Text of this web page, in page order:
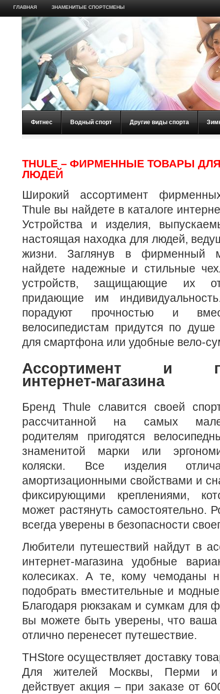
ГЛАВНАЯ ЗНАМЕНИТЫЕ СПОРТСМЕНЫ
Фитнес Водный спорт Другие виды спорта
THULE – ФИРМЕННЫЕ ТОВАРЫ
ЛЮДЕЙ
Широкий ассортимент
Thule вы найдете в каталоге
Устройства и изделия,
настоящая находка для людей,
жизни. Заглянув в фирменный
найдете надежные и стильные
устройств, защищающие их
придающие им
порадуют прочностью и
велосипедистам придутся по
для смартфона или удобные вело-
Ассортимент и
интернет-магазина
Бренд Thule славится своей
рассчитанной на самых
родителям пригодятся
знаменитой марки или
коляски. Все изделия
амортизационными свойствами и
фиксирующими креплениями,
может растянуть самостоятельно.
всегда уверены в безопасности
Любители путешествий найдут в
интернет-магазина удобные
колесиках. А те, кому чемоданы
подобрать вместительные и
Благодаря рюкзакам и сумкам для
вы можете быть уверены, что ваша
отлично перенесет путешествие.
THStore осуществляет доставку
Для жителей Москвы, Перми и
действует акция – при заказе от